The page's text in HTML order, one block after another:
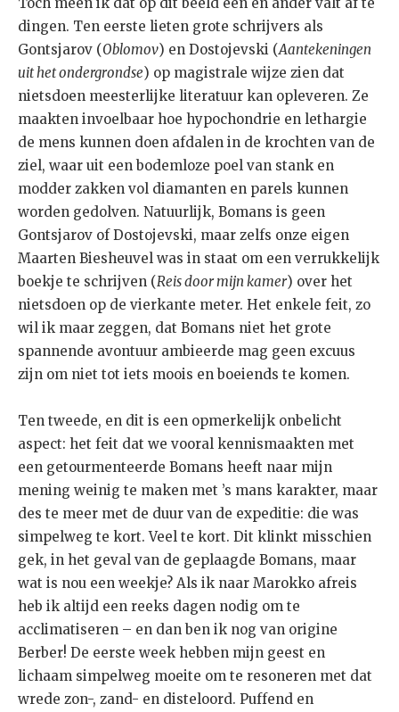
Toch meen ik dat op dit beeld een en ander valt af te
dingen. Ten eerste lieten grote schrijvers als
Gontsjarov (Oblomov) en Dostojevski (Aantekeningen
uit het ondergrondse) op magistrale wijze zien dat
nietsdoen meesterlijke literatuur kan opleveren. Ze
maakten invoelbaar hoe hypochondrie en lethargie
de mens kunnen doen afdalen in de krochten van de
ziel, waar uit een bodemloze poel van stank en
modder zakken vol diamanten en parels kunnen
worden gedolven. Natuurlijk, Bomans is geen
Gontsjarov of Dostojevski, maar zelfs onze eigen
Maarten Biesheuvel was in staat om een verrukkelijk
boekje te schrijven (Reis door mijn kamer) over het
nietsdoen op de vierkante meter. Het enkele feit, zo
wil ik maar zeggen, dat Bomans niet het grote
spannende avontuur ambieerde mag geen excuus
zijn om niet tot iets moois en boeiends te komen.
Ten tweede, en dit is een opmerkelijk onbelicht
aspect: het feit dat we vooral kennismaakten met
een getourmenteerde Bomans heeft naar mijn
mening weinig te maken met ’s mans karakter, maar
des te meer met de duur van de expeditie: die was
simpelweg te kort. Veel te kort. Dit klinkt misschien
gek, in het geval van de geplaagde Bomans, maar
wat is nou een weekje? Als ik naar Marokko afreis
heb ik altijd een reeks dagen nodig om te
acclimatiseren – en dan ben ik nog van origine
Berber! De eerste week hebben mijn geest en
lichaam simpelweg moeite om te resoneren met dat
wrede zon-, zand- en disteloord. Puffend en